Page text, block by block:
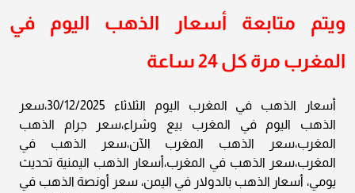
ويتم متابعة أسعار الذهب اليوم في
المغرب مرة كل 24 ساعة
أسعار الذهب في المغرب اليوم الثلاثاء 30/12/2025،سعر
الذهب اليوم في المغرب بيع وشراء،سعر جرام الذهب
المغرب،سعر الذهب المغرب الآن،سعر الذهب في
المغرب،سعر الذهب في المغرب،أسعار الذهب اليمنية تحديث
يومي، أسعار الذهب بالدولار في اليمن، سعر أونصة الذهب في